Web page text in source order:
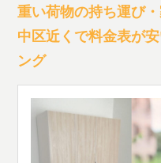
重い荷物の持ち運び
中区近くで料金表が
ング